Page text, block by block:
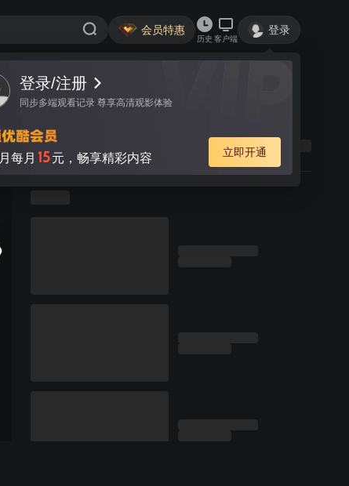
会员特惠
历史 客户端
登录
登录/注册
同步多端观看记录 尊享高清观影体验
月每月 15元，畅享精彩内容 立即开通